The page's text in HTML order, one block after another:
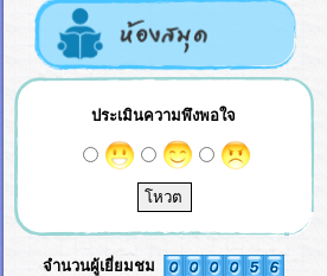
ประเมินความพึงพอใจ
จำนวนผู้เยี่ยมชม